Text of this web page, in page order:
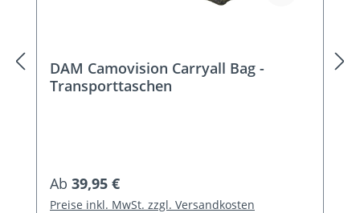
DAM Camovision Carryall Bag -
Transporttaschen
Regulärer Preis:
Ab 39,95 €
Preise inkl. MwSt. zzgl. Versandkosten